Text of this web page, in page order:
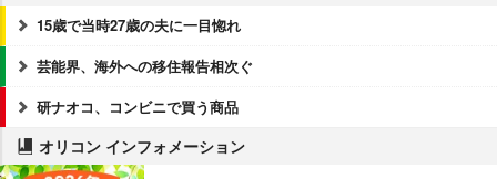
15歳で当時27歳の夫に一目惚れ
芸能界、海外への移住報告相次ぐ
研ナオコ、コンビニで買う商品
オリコン インフォメーション